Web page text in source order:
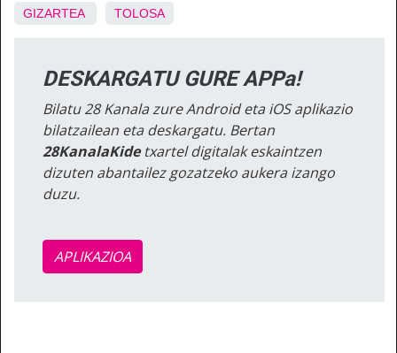
GIZARTEA TOLOSA
DESKARGATU GURE APPa!
Bilatu 28 Kanala zure Android eta iOS aplikazio
bilatzailean eta deskargatu. Bertan
28KanalaKidetxartel digitalak eskaintzen
dizuten abantailez gozatzeko aukera izango
duzu.
APLIKAZIOA